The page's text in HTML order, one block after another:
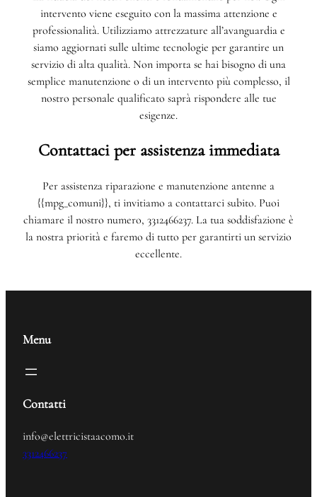
intervento viene eseguito con la massima attenzione e
professionalità. Utilizziamo attrezzature all’avanguardia e
siamo aggiornati sulle ultime tecnologie per garantire un
servizio di alta qualità. Non importa se hai bisogno di una
semplice manutenzione o di un intervento più complesso, il
nostro personale qualificato saprà rispondere alle tue
esigenze.
Contattaci per assistenza immediata
Per assistenza riparazione e manutenzione antenne a
{{mpg_comuni}}, ti invitiamo a contattarci subito. Puoi
chiamare il nostro numero, 3312466237. La tua soddisfazione è
la nostra priorità e faremo di tutto per garantirti un servizio
eccellente.
Menu
Contatti
info@elettricistaacomo.it
3312466237